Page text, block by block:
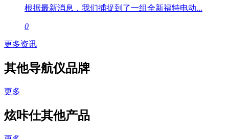
根据最新消息，我们捕捉到了一组全新福特电动...
0
更多资讯
其他导航仪品牌
更多
炫咔仕其他产品